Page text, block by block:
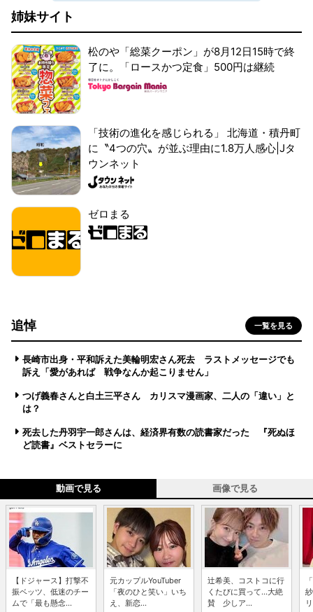
姉妹サイト
松のや「総菜クーポン」が8月12日15時で終
了に。「ロースかつ定食」500円は継続
「技術の進化を感じられる」 北海道・積丹町
に〝4つの穴〟が並ぶ理由に1.8万人感心|Jタ
ウンネット
ゼロまる
追悼 一覧を見る
長崎市出身・平和訴えた美輪明宏さん死去 ラストメッセージでも
訴え「愛があれば 戦争なんか起こりません」
つげ義春さんと白土三平さん カリスマ漫画家、二人の「違い」と
は？
死去した丹羽宇一郎さんは、経済界有数の読書家だった 『死ぬほ
ど読書』ベストセラーに
動画で見る 画像で見る
【ドジャース】打撃不
振ベッツ、低迷のチー
ムで「最も懸念...
元カップルYouTuber
「夜のひと笑い」いち
え、新恋...
辻希美、コストコに行
くたびに買って...大絶
賛 少しア...